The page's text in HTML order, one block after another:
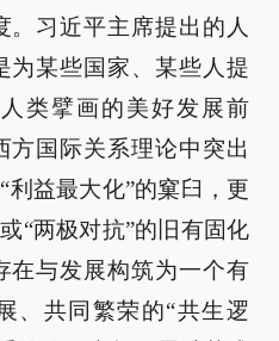
。习近平主席提出的人
为某些国家、某些人提
类擘画的美好发展前
方国际关系理论中突出
利益最大化”的窠臼，更
“两极对抗”的旧有固化
在与发展构筑为一个有
、共同繁荣的“共生逻